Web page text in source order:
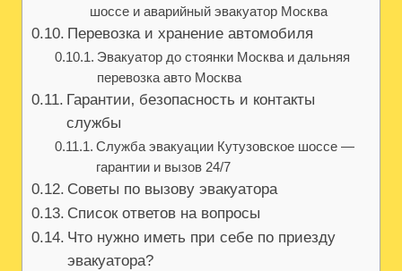
шоссе и аварийный эвакуатор Москва
Перевозка и хранение автомобиля
Эвакуатор до стоянки Москва и дальняя
перевозка авто Москва
Гарантии‚ безопасность и контакты
службы
Служба эвакуации Кутузовское шоссе —
гарантии и вызов 24/7
Советы по вызову эвакуатора
Список ответов на вопросы
Что нужно иметь при себе по приезду
эвакуатора?